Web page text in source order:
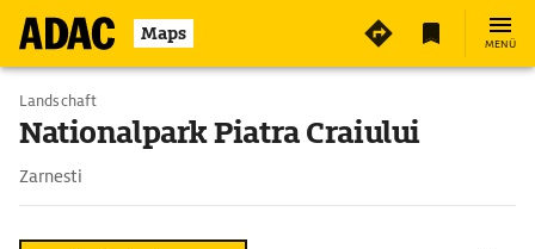
Maps MENÜ
Landschaft
Nationalpark Piatra Craiului
Zarnesti